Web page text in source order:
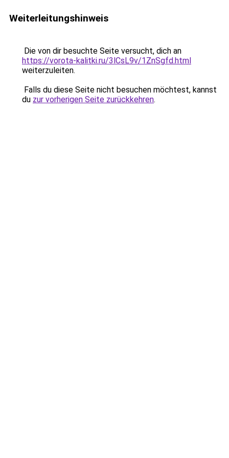
Weiterleitungshinweis
Die von dir besuchte Seite versucht, dich an
https://vorota-kalitki.ru/3lCsL9v/1ZnSgfd.html
weiterzuleiten.
Falls du diese Seite nicht besuchen möchtest, kannst
du zur vorherigen Seite zurückkehren.